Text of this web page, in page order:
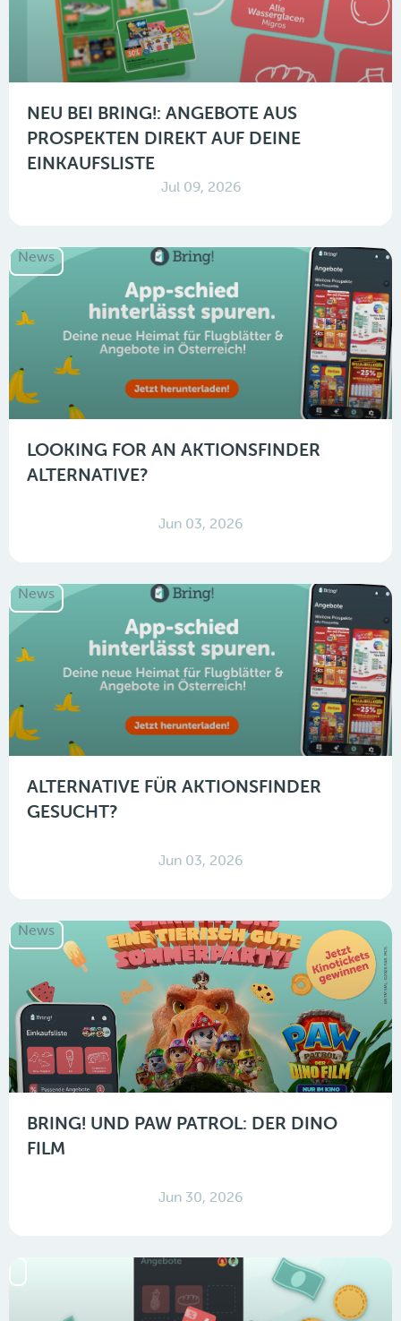
NEU BEI BRING!: ANGEBOTE AUS
PROSPEKTEN DIREKT AUF DEINE
EINKAUFSLISTE
Jul 09, 2026
News
LOOKING FOR AN AKTIONSFINDER
ALTERNATIVE?
Jun 03, 2026
News
ALTERNATIVE FÜR AKTIONSFINDER
GESUCHT?
Jun 03, 2026
News
BRING! UND PAW PATROL: DER DINO
FILM
Jun 30, 2026